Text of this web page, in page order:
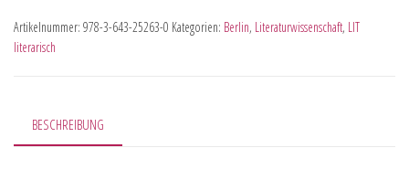
Artikelnummer: 978-3-643-25263-0 Kategorien: Berlin, Literaturwissenschaft, LIT
literarisch
BESCHREIBUNG